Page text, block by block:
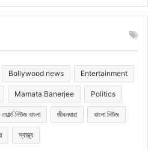
Bollywood news Entertainment
Mamata Banerjee Politics
নিউজ বাংলা জীবনধারা বাংলা নিউজ
স্বাস্থ্য